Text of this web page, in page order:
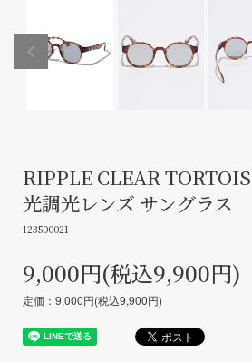
RIPPLE CLEAR
光調光レンズ サングラス
123500021
9,000円(税込9,900円)
定価：9,000円(税込9,900円)